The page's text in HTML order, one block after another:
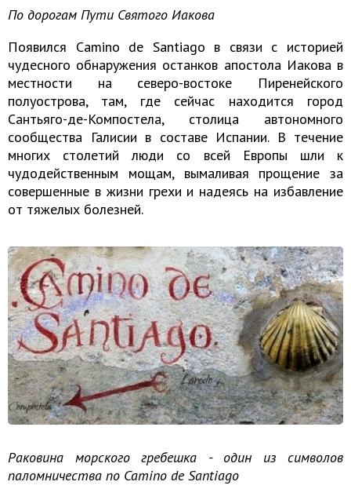
По дорогам Пути Святого Иакова
Появился Camino de Santiago в связи с историей
чудесного обнаружения останков апостола Иакова в
местности на северо-востоке Пиренейского
полуострова, там, где сейчас находится город
Сантьяго-де-Компостела, столица автономного
сообщества Галисии в составе Испании. В течение
многих столетий люди со всей Европы шли к
чудодейственным мощам, вымаливая прощение за
совершенные в жизни грехи и надеясь на избавление
от тяжелых болезней.
Раковина морского гребешка - один из символов
паломничества по Camino de Santiago